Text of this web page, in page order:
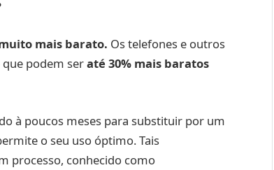
mais barato. Os telefones e outros
podem seraté 30% mais baratos
à poucos meses para substituir por um
o seu uso óptimo. Tais
processo, conhecido como